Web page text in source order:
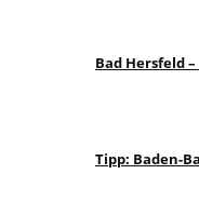
Bad Hersfeld
Tipp: Baden-